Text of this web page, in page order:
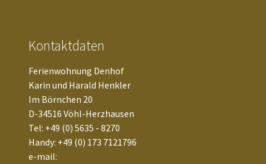
Kontaktdaten
Ferienwohnung Denhof
Karin und Harald Henkler
Im Börnchen 20
D-34516 Vöhl-Herzhausen
Tel: +49 (0) 5635 - 8270
Handy: +49 (0) 173 7121796
e-mail:
Um Videos anzuzeigen
1 Jahr
google_maps
Name:
maps